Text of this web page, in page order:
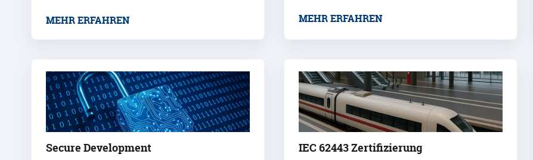
MEHR ERFAHREN MEHR ERFAHREN
Secure Development IEC 62443 Zertifizierung